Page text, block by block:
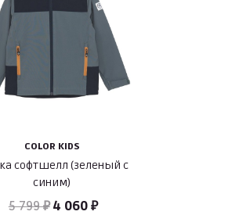
COLOR KIDS
софтшелл (зеленый с
синим)
5 799 ₽ 4 060 ₽